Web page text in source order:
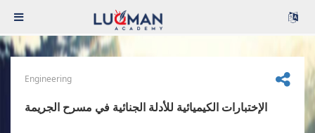
Engineering
الإختبارات الكيميائية للأدلة الجنائية في مسرح الجريمة